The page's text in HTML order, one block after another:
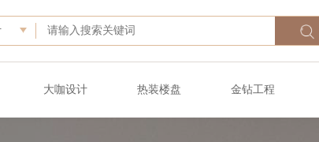
大咖设计 热装楼盘 金钻工程